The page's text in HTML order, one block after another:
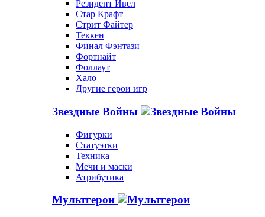
Резидент Ивел
Стар Крафт
Стрит Файтер
Теккен
Финал Фэнтази
Фортнайт
Фоллаут
Хало
Другие герои игр
Звездные Войны
Фигурки
Статуэтки
Техника
Мечи и маски
Атрибутика
Мультгерои